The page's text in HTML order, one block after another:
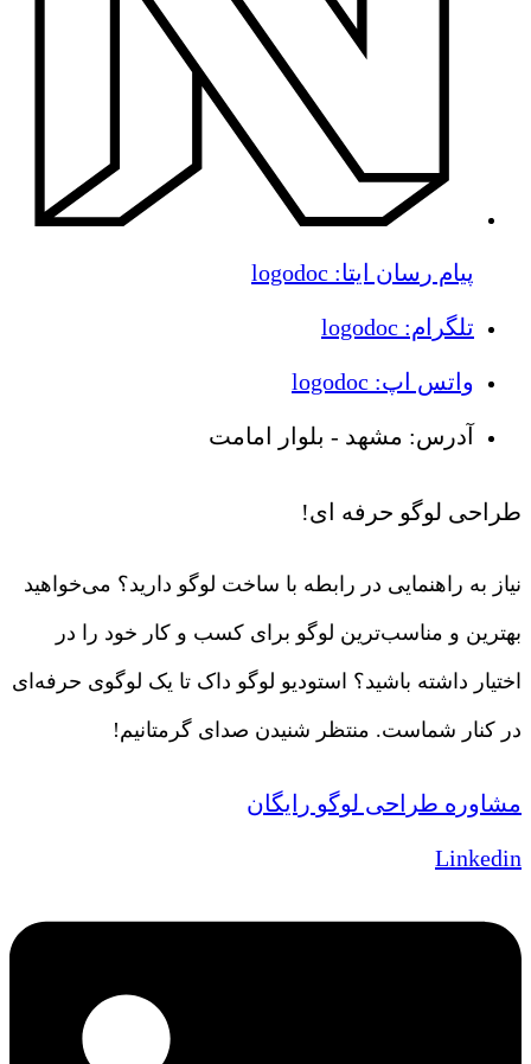
پیام رسان ایتا: logodoc
تلگرام: logodoc
واتس اپ: logodoc
آدرس: مشهد - بلوار امامت
طراحی لوگو حرفه ای!
نیاز به راهنمایی در رابطه با ساخت لوگو دارید؟ می‌خواهید
بهترین و مناسب‌ترین لوگو برای کسب و کار خود را در
اختیار داشته باشید؟ استودیو لوگو داک تا یک لوگوی حرفه‌ای
در کنار شماست. منتظر شنیدن صدای گرمتانیم!
مشاوره طراحی لوگو رایگان
Linkedin